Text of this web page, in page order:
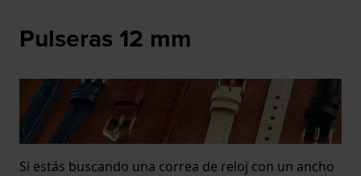
Pulseras 12 mm
Si estás buscando una correa de reloj con un ancho